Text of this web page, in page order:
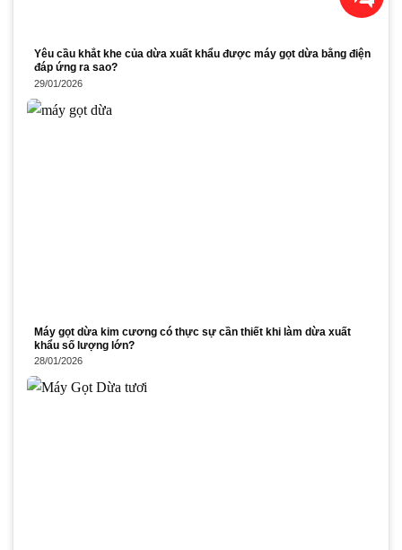
Yêu cầu khắt khe của dừa xuất khẩu được máy gọt dừa bằng điện
đáp ứng ra sao?
29/01/2026
Máy gọt dừa kim cương có thực sự cần thiết khi làm dừa xuất
khẩu số lượng lớn?
28/01/2026